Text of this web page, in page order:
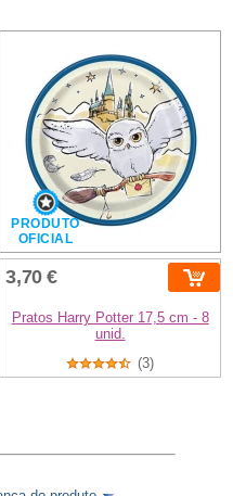
PRODUTO
OFICIAL
3,70 €
Pratos Harry Potter 17,5 cm - 8
unid.
(3)